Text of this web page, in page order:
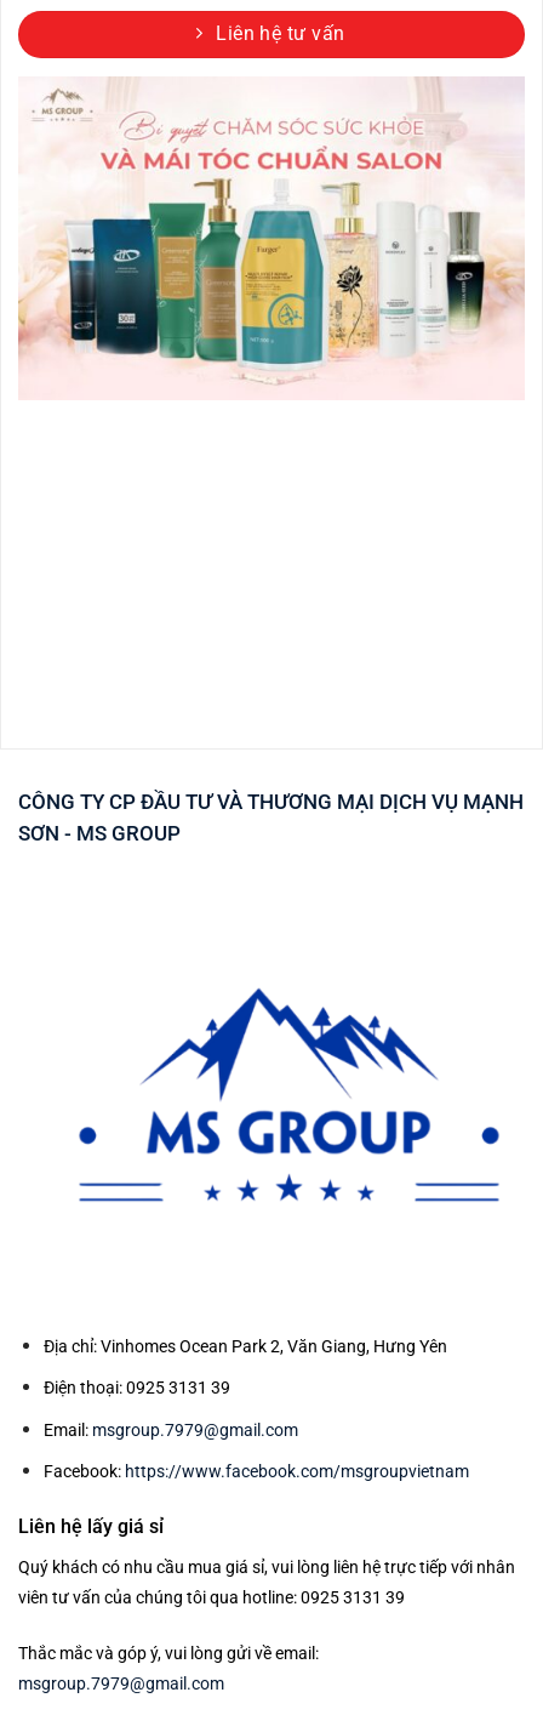
Liên hệ tư vấn
CÔNG TY CP ĐẦU TƯ VÀ THƯƠNG MẠI DỊCH VỤ MẠNH
SƠN - MS GROUP
Địa chỉ: Vinhomes Ocean Park 2, Văn Giang, Hưng Yên
Điện thoại: 0925 3131 39
Email: msgroup.7979@gmail.com
Facebook: https://www.facebook.com/msgroupvietnam
Liên hệ lấy giá sỉ
Quý khách có nhu cầu mua giá sỉ, vui lòng liên hệ trực tiếp với nhân
viên tư vấn của chúng tôi qua hotline: 0925 3131 39
Thắc mắc và góp ý, vui lòng gửi về email:
msgroup.7979@gmail.com